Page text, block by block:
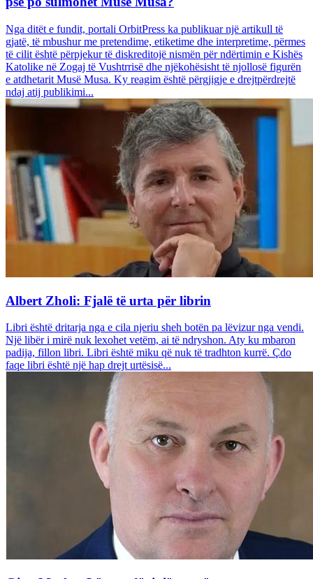
Nga ditët e fundit, portali OrbitPress ka publikuar një artikull të
gjatë, të mbushur me pretendime, etiketime dhe interpretime, përmes
të cilit është përpjekur të diskreditojë nismën për ndërtimin e Kishës
Katolike në Zogaj të Vushtrrisë dhe njëkohësisht të njollosë figurën
e atdhetarit Musë Musa. Ky reagim është përgjigje e drejtpërdrejtë
ndaj atij publikimi...
Albert Zholi: Fjalë të urta për librin
Libri është dritarja nga e cila njeriu sheh botën pa lëvizur nga vendi.
Një libër i mirë nuk lexohet vetëm, ai të ndryshon. Aty ku mbaron
padija, fillon libri. Libri është miku që nuk të tradhton kurrë. Çdo
faqe libri është një hap drejt urtësisë...